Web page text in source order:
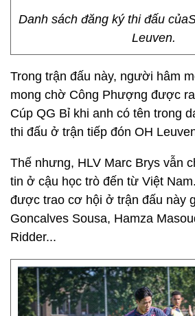
Danh sách đăng ký thi đấu
Leuven.
Trong trận đấu này, người hâm
mong chờ Công Phượng được
Cúp QG Bỉ khi anh có tên trong
thi đấu ở trận tiếp đón OH
Thế nhưng, HLV Marc Brys vẫn
tin ở cậu học trò đến từ Việt
được trao cơ hội ở trận đấu này
Goncalves Sousa, Hamza
Ridder...